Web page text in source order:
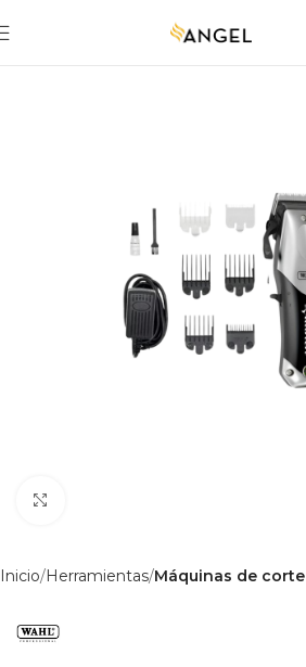
Inicio Herramientas Máquinas de corte